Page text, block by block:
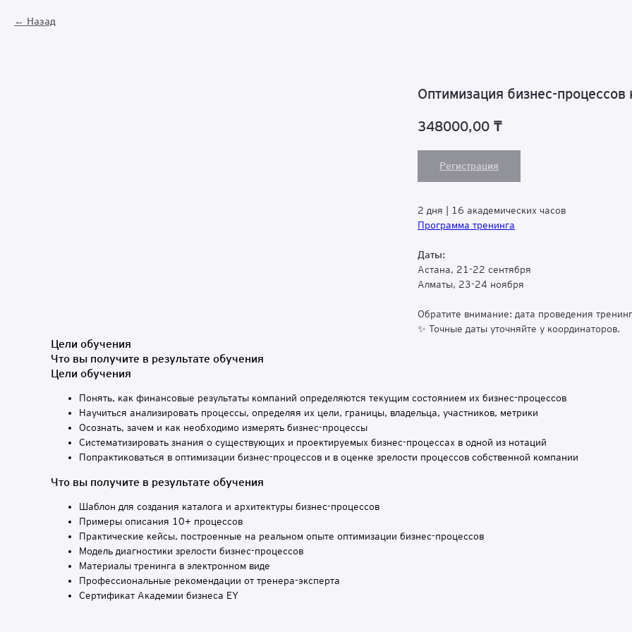
Назад
Оптимизация бизнес-процессов
348000,00 ₸
Регистрация
2 дня | 16 академических часов
Программа тренинга
Даты:
Астана, 21-22 сентября
Алматы, 23-24 ноября
Обратите внимание: дата проведения
✨ Точные даты уточняйте у координаторов.
Цели обучения
Что вы получите в результате обучения
Цели обучения
Понять, как финансовые результаты компаний определяются текущим состоянием их бизнес-процессов
Научиться анализировать процессы, определяя их цели, границы, владельца, участников, метрики
Осознать, зачем и как необходимо измерять бизнес-процессы
Систематизировать знания о существующих и проектируемых бизнес-процессах в одной из нотаций
Попрактиковаться в оптимизации бизнес-процессов и в оценке зрелости процессов собственной компании
Что вы получите в результате обучения
Шаблон для создания каталога и архитектуры бизнес-процессов
Примеры описания 10+ процессов
Практические кейсы, построенные на реальном опыте оптимизации бизнес-процессов
Модель диагностики зрелости бизнес-процессов
Материалы тренинга в электронном виде
Профессиональные рекомендации от тренера-эксперта
Сертификат Академии бизнеса EY